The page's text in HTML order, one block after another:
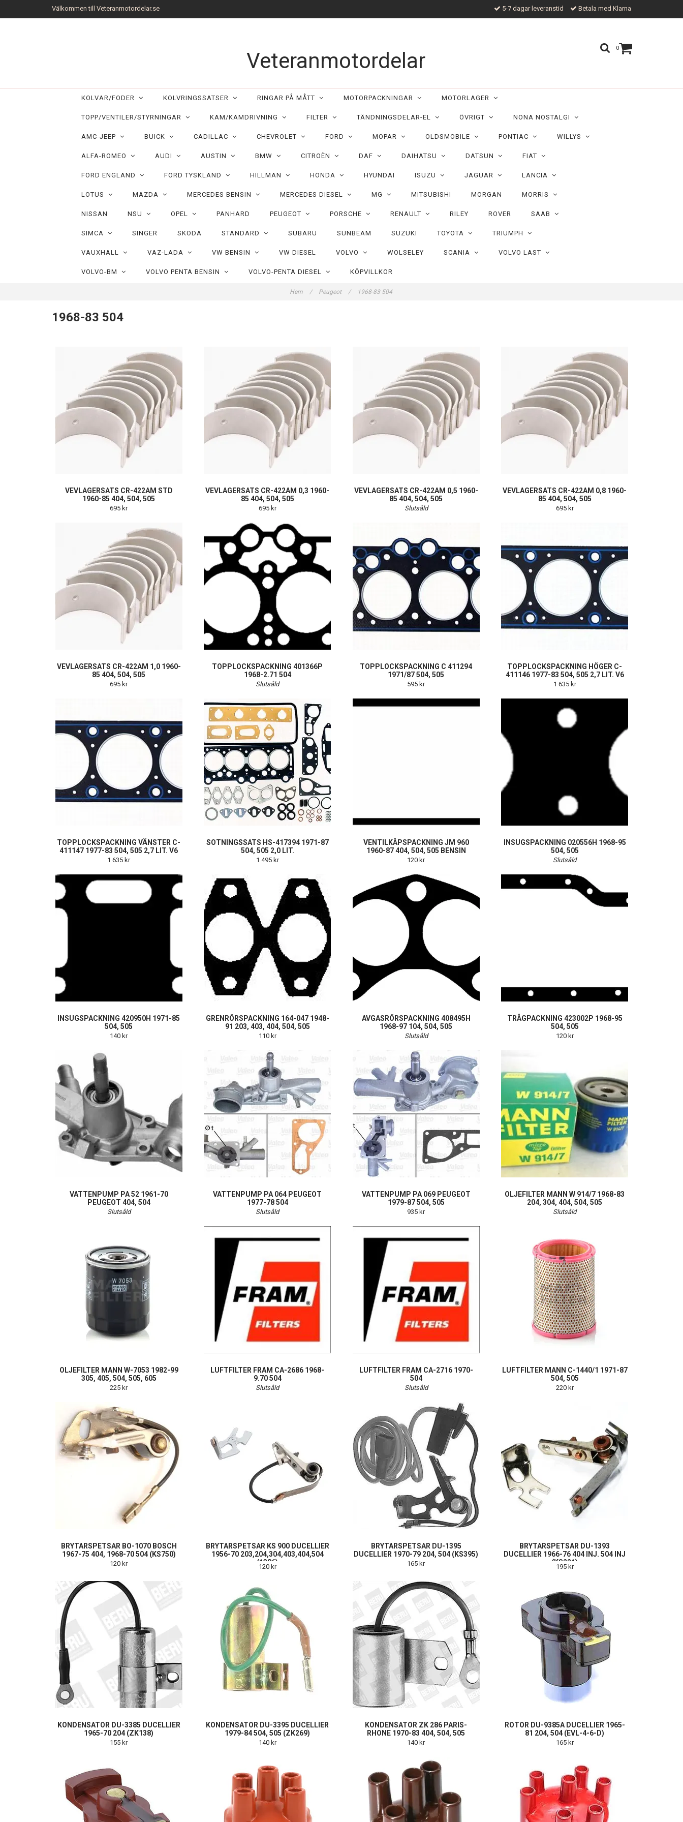
Välkommen till Veteranmotordelar.se 5-7 dagar leveranstid Betala med Klarna
0
Veteranmotordelar
KOLVAR/FODER KOLVRINGSSATSER RINGAR PÅ MÅTT MOTORPACKNINGAR MOTORLAGER
TOPP/VENTILER/STYRNINGAR KAM/KAMDRIVNING FILTER TÄNDNINGSDELAR-EL ÖVRIGT NONA NOSTALGI
AMC-JEEP BUICK CADILLAC CHEVROLET FORD MOPAR OLDSMOBILE PONTIAC WILLYS
ALFA-ROMEO AUDI AUSTIN BMW CITROËN DAF DAIHATSU DATSUN FIAT
FORD ENGLAND FORD TYSKLAND HILLMAN HONDA HYUNDAI ISUZU JAGUAR LANCIA
LOTUS MAZDA MERCEDES BENSIN MERCEDES DIESEL MG MITSUBISHI MORGAN MORRIS
NISSAN NSU OPEL PANHARD PEUGEOT PORSCHE RENAULT RILEY ROVER SAAB
SIMCA SINGER SKODA STANDARD SUBARU SUNBEAM SUZUKI TOYOTA TRIUMPH
VAUXHALL VAZ-LADA VW BENSIN VW DIESEL VOLVO WOLSELEY SCANIA VOLVO LAST
VOLVO-BM VOLVO PENTA BENSIN VOLVO-PENTA DIESEL KÖPVILLKOR
Hem / Peugeot / 1968-83 504
1968-83 504
VEVLAGERSATS CR-422AM STD
1960-85 404, 504, 505
695 kr
VEVLAGERSATS CR-422AM 0,3 1960-
85 404, 504, 505
695 kr
VEVLAGERSATS CR-422AM 0,5 1960-
85 404, 504, 505
Slutsåld
VEVLAGERSATS CR-422AM 0,8 1960-
85 404, 504, 505
695 kr
VEVLAGERSATS CR-422AM 1,0 1960-
85 404, 504, 505
695 kr
TOPPLOCKSPACKNING 401366P
1968-2.71 504
Slutsåld
TOPPLOCKSPACKNING C 411294
1971/87 504, 505
595 kr
TOPPLOCKSPACKNING HÖGER C-
411146 1977-83 504, 505 2,7 LIT. V6
1 635 kr
TOPPLOCKSPACKNING VÄNSTER C-
411147 1977-83 504, 505 2,7 LIT. V6
1 635 kr
SOTNINGSSATS HS-417394 1971-87
504, 505 2,0 LIT.
1 495 kr
VENTILKÅPSPACKNING JM 960
1960-87 404, 504, 505 BENSIN
120 kr
INSUGSPACKNING 020556H 1968-95
504, 505
Slutsåld
INSUGSPACKNING 420950H 1971-85
504, 505
140 kr
GRENRÖRSPACKNING 164-047 1948-
91 203, 403, 404, 504, 505
110 kr
AVGASRÖRSPACKNING 408495H
1968-97 104, 504, 505
Slutsåld
TRÅGPACKNING 423002P 1968-95
504, 505
120 kr
VATTENPUMP PA 52 1961-70
PEUGEOT 404, 504
Slutsåld
VATTENPUMP PA 064 PEUGEOT
1977-78 504
Slutsåld
VATTENPUMP PA 069 PEUGEOT
1979-87 504, 505
935 kr
OLJEFILTER MANN W 914/7 1968-83
204, 304, 404, 504, 505
Slutsåld
OLJEFILTER MANN W-7053 1982-99
305, 405, 504, 505, 605
225 kr
LUFTFILTER FRAM CA-2686 1968-
9.70 504
Slutsåld
LUFTFILTER FRAM CA-2716 1970-
504
Slutsåld
LUFTFILTER MANN C-1440/1 1971-87
504, 505
220 kr
BRYTARSPETSAR BO-1070 BOSCH
1967-75 404, 1968-70 504 (KS750)
120 kr
BRYTARSPETSAR KS 900 DUCELLIER
1956-70 203,204,304,403,404,504
(1386)
120 kr
BRYTARSPETSAR DU-1395
DUCELLIER 1970-79 204, 504 (KS395)
165 kr
BRYTARSPETSAR DU-1393
DUCELLIER 1966-76 404 INJ. 504 INJ
(KS221)
195 kr
KONDENSATOR DU-3385 DUCELLIER
1965-70 204 (ZK138)
155 kr
KONDENSATOR DU-3395 DUCELLIER
1979-84 504, 505 (ZK269)
140 kr
KONDENSATOR ZK 286 PARIS-
RHONE 1970-83 404, 504, 505
140 kr
ROTOR DU-9385A DUCELLIER 1965-
81 204, 504 (EVL-4-6-D)
165 kr